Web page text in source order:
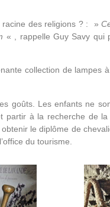
racine des religions ? : »
« , rappelle Guy Savy qui
collection de lampes
goûts. Les enfants ne
partir à la recherche de
le diplôme de
du tourisme.